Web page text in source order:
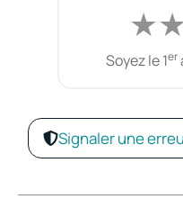
★
Soyez le 1er
Signaler une